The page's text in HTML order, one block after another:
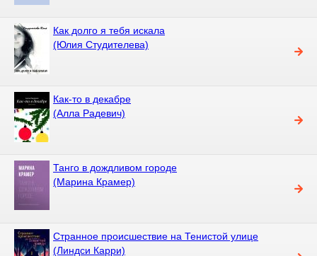
Как долго я тебя искала
(Юлия Студителева)
Как-то в декабре
(Алла Радевич)
Танго в дождливом городе
(Марина Крамер)
Странное происшествие на Тенистой улице
(Линдси Карри)